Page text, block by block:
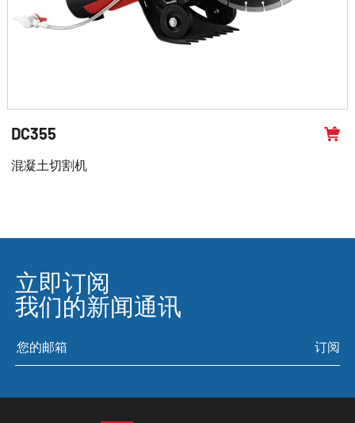
DC355
混凝土切割机
立即订阅
我们的新闻通讯
订阅